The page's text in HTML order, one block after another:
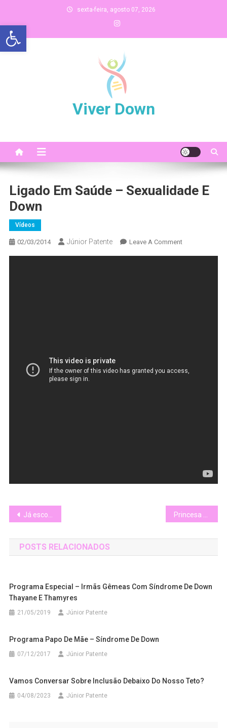
Abrir a barra de ferramentas
content
sexta-feira, agosto 07, 2026
Viver Down
Ligado Em Saúde – Sexualidade E
Down
Vídeos
02/03/2014 Júnior Patente Leave A CommentOn
Navegação
de
Post
Já escolhi meu time do coração
POSTS RELACIONADOS
Programa Especial – Irmãs Gêmeas Com Síndrome De Down
Thayane E Thamyres
21/05/2019 Júnior Patente
Programa Papo De Mãe – Síndrome De Down
07/12/2017 Júnior Patente
Vamos Conversar Sobre Inclusão Debaixo Do Nosso Teto?
04/08/2023 Júnior Patente